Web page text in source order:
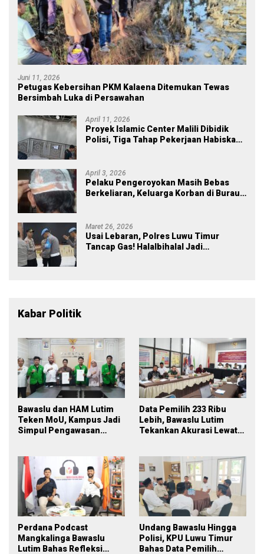
Juni 11, 2026
Petugas Kebersihan PKM Kalaena Ditemukan Tewas
Bersimbah Luka di Persawahan
April 11, 2026
Proyek Islamic Center Malili Dibidik
Polisi, Tiga Tahap Pekerjaan Habiskan
April 3, 2026
Pelaku Pengeroyokan Masih Bebas
Berkeliaran, Keluarga Korban di Burau
Maret 26, 2026
Usai Lebaran, Polres Luwu Timur
Tancap Gas! Halalbihalal Jadi
Kabar Politik
Bawaslu dan HAM Lutim
Teken MoU, Kampus Jadi
Simpul Pengawasan
Data Pemilih 233 Ribu
Lebih, Bawaslu Lutim
Tekankan Akurasi Lewat
Perdana Podcast
Mangkalinga Bawaslu
Lutim Bahas Refleksi
Undang Bawaslu Hingga
Polisi, KPU Luwu Timur
Bahas Data Pemilih